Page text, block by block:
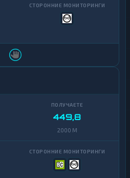
449,8
2000 M